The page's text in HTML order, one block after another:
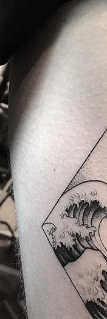
laobing66666 打造国
品 一站搞定！回复相
纹身图案尽在其中！